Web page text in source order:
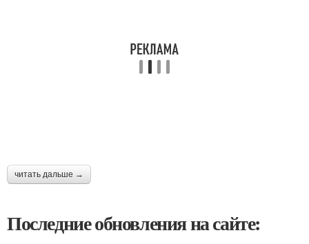
читать дальше →
Последние обновления на сайте: